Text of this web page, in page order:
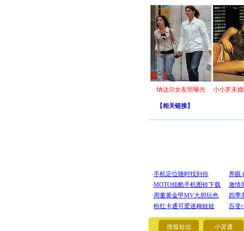
纳达尔女友照曝光 小小罗未
【相关链接】
搜狐短信 小灵通